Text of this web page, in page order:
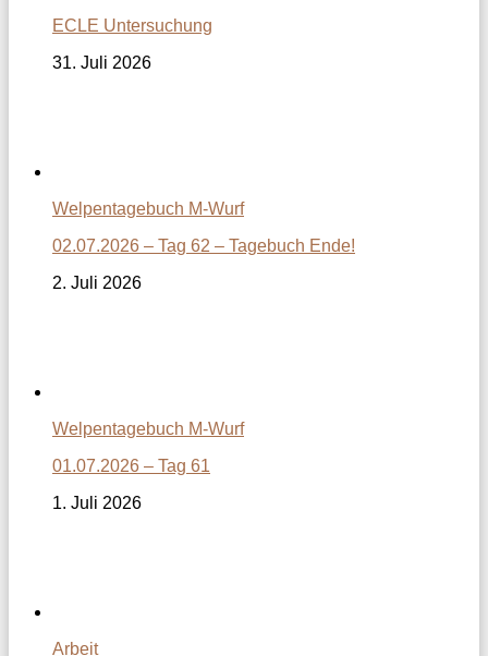
ECLE Untersuchung
31. Juli 2026
Welpentagebuch M-Wurf
02.07.2026 – Tag 62 – Tagebuch Ende!
2. Juli 2026
Welpentagebuch M-Wurf
01.07.2026 – Tag 61
1. Juli 2026
Arbeit